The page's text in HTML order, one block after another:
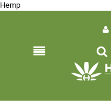
Hemp